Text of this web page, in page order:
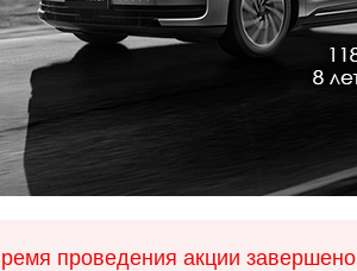
проведения акции завершено